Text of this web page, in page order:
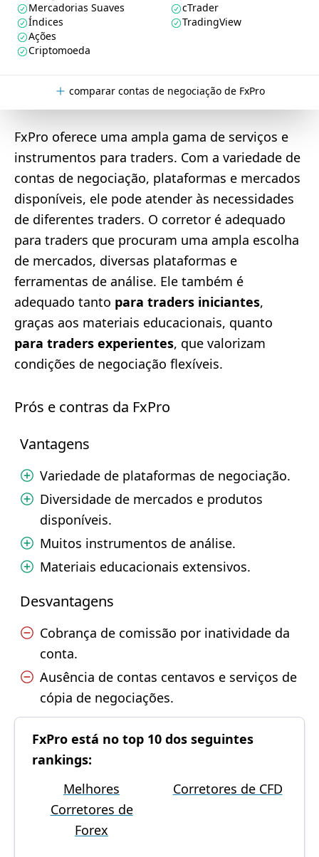
Mercadorias Suaves
Índices
Ações
Criptomoeda
cTrader
TradingView
comparar contas de negociação de FxPro
FxPro oferece uma ampla gama de serviços e
instrumentos para traders. Com a variedade de
contas de negociação, plataformas e mercados
disponíveis, ele pode atender às necessidades
de diferentes traders. O corretor é adequado
para traders que procuram uma ampla escolha
de mercados, diversas plataformas e
ferramentas de análise. Ele também é
adequado tanto para traders iniciantes,
graças aos materiais educacionais, quanto
para traders experientes, que valorizam
condições de negociação flexíveis.
Prós e contras da FxPro
Vantagens
Variedade de plataformas de negociação.
Diversidade de mercados e produtos
disponíveis.
Muitos instrumentos de análise.
Materiais educacionais extensivos.
Desvantagens
Cobrança de comissão por inatividade da
conta.
Ausência de contas centavos e serviços de
cópia de negociações.
FxPro está no top 10 dos seguintes
rankings:
Melhores
Corretores de
Forex
Corretores de CFD